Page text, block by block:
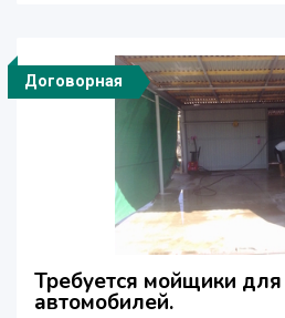
Договорная
Требуется мойщики
автомобилей.